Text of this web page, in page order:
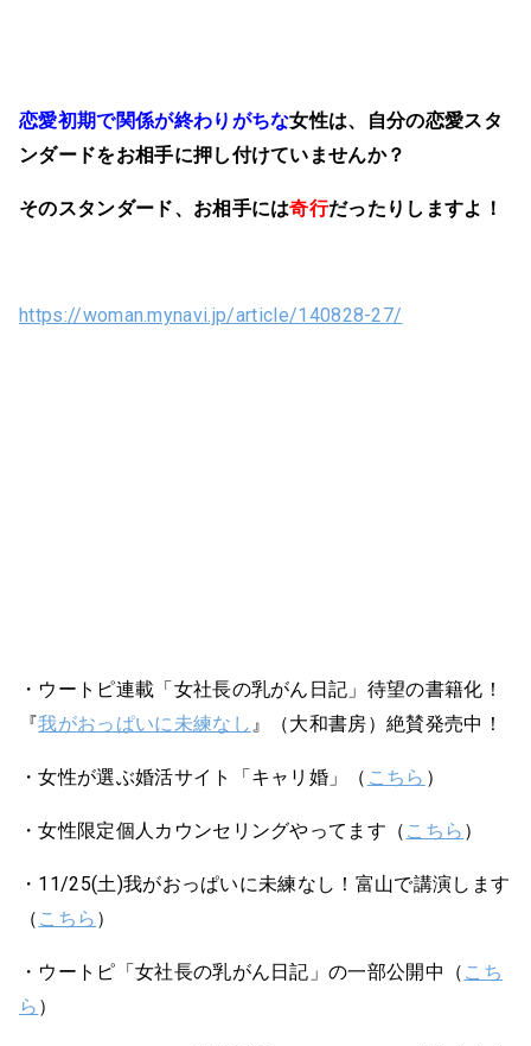
恋愛初期で関係が終わりがちな女性は、自分の恋愛スタ
ンダードをお相手に押し付けていませんか？
そのスタンダード、お相手には奇行だったりしますよ！
https://woman.mynavi.jp/article/140828-27/
・ウートピ連載「女社長の乳がん日記」待望の書籍化！
『我がおっぱいに未練なし 』（大和書房）絶賛発売中！
・女性が選ぶ婚活サイト「キャリ婚」（ こちら ）
・女性限定個人カウンセリングやってます（ こちら ）
・11/25(土)我がおっぱいに未練なし！富山で講演します
（ こちら ）
・ウートピ「女社長の乳がん日記」の一部公開中（ こち
ら ）